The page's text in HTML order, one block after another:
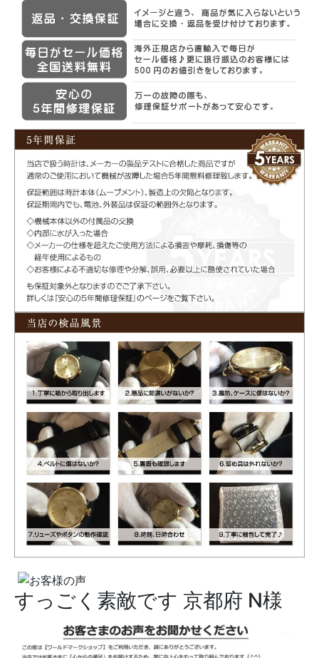
すっごく素敵です 京都府 N様